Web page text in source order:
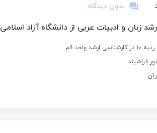
بدون دیدگاه
زبان و ادبیات عربی از دانشگاه آزاد اسلامی
واحد قم
فراشبند